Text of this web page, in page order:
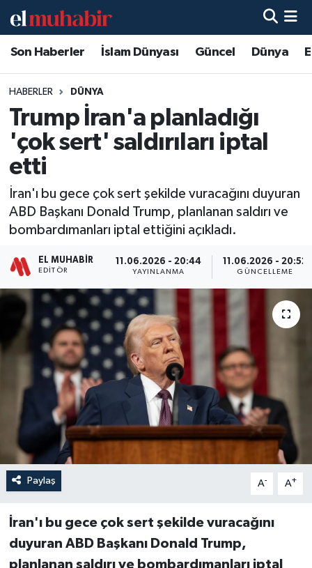
Son Haberler İslam Dünyası Güncel Dünya
HABERLER DÜNYA
Trump İran'a planladığı
'çok sert' saldırıları iptal
etti
İran'ı bu gece çok sert şekilde vuracağını duyuran
ABD Başkanı Donald Trump, planlanan saldırı ve
bombardımanları iptal ettiğini açıkladı.
EL MUHABIR
EDITÖR
11.06.2026 - 20:44
YAYINLANMA
11.06.2026 - 20:52
GÜNCELLEME
Paylaş A- A+
İran'ı bu gece çok sert şekilde vuracağını
duyuran ABD Başkanı Donald Trump,
planlanan saldırı ve bombardımanları iptal
Hava Durumu
Trafik Durumu
Süper Lig Puan Durumu ve Fikstür
Tüm Manşetler
Son Dakika Haberleri
Haber Arşivi